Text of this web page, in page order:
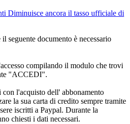
Diminuisce ancora il tasso ufficiale di
seguente documento è necessario
compilando il modulo che trovi
"ACCEDI".
con l'acquisto dell' abbonamento
la sua carta di credito sempre tramite
iscritti a Paypal. Durante la
chiesti i dati necessari.